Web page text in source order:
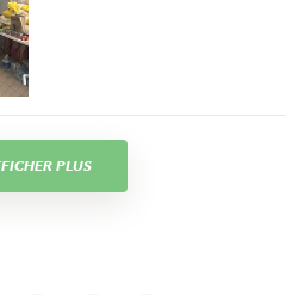
PLUS